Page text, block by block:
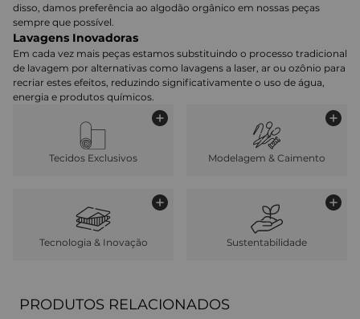
disso, damos preferência ao algodão orgânico em nossas peças
sempre que possível.
Lavagens Inovadoras
Em cada vez mais peças estamos substituindo o processo tradicional
de lavagem por alternativas como lavagens a laser, ar ou ozônio para
recriar estes efeitos, reduzindo significativamente o uso de água,
energia e produtos químicos.
Tecidos Exclusivos Modelagem & Caimento
Tecnologia & Inovação Sustentabilidade
PRODUTOS RELACIONADOS